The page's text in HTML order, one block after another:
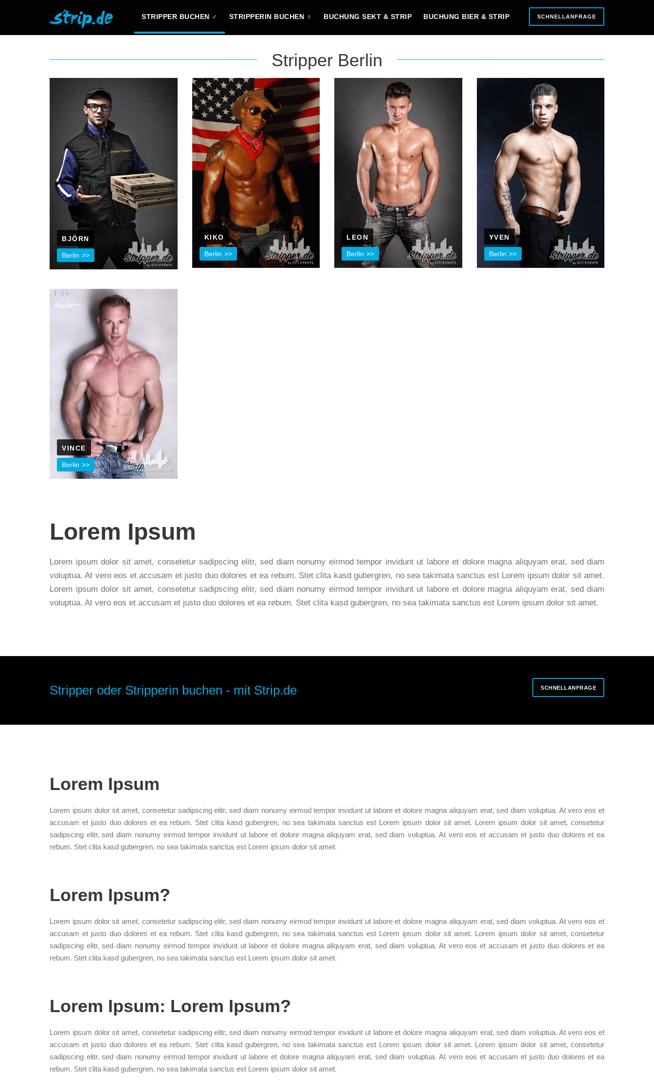
STRIPPER BUCHEN ♂ STRIPPERIN BUCHEN ♀ BUCHUNG SEKT & STRIP BUCHUNG BIER & STRIP SCHNELLANFRAGE
Stripper Berlin
BJÖRN
Berlin
KIKO
Berlin
LEON
Berlin
YVEN
Berlin
VINCE
Berlin
Lorem Ipsum
Lorem ipsum dolor sit amet, consetetur sadipscing elitr, sed diam nonumy eirmod tempor invidunt ut labore et dolore magna aliquyam erat, sed diam
voluptua. At vero eos et accusam et justo duo dolores et ea rebum. Stet clita kasd gubergren, no sea takimata sanctus est Lorem ipsum dolor sit amet.
Lorem ipsum dolor sit amet, consetetur sadipscing elitr, sed diam nonumy eirmod tempor invidunt ut labore et dolore magna aliquyam erat, sed diam
voluptua. At vero eos et accusam et justo duo dolores et ea rebum. Stet clita kasd gubergren, no sea takimata sanctus est Lorem ipsum dolor sit amet.
Stripper oder Stripperin buchen - mit Strip.de SCHNELLANFRAGE
Lorem Ipsum
Lorem ipsum dolor sit amet, consetetur sadipscing elitr, sed diam nonumy eirmod tempor invidunt ut labore et dolore magna aliquyam erat, sed diam voluptua. At vero eos et
accusam et justo duo dolores et ea rebum. Stet clita kasd gubergren, no sea takimata sanctus est Lorem ipsum dolor sit amet. Lorem ipsum dolor sit amet, consetetur
sadipscing elitr, sed diam nonumy eirmod tempor invidunt ut labore et dolore magna aliquyam erat, sed diam voluptua. At vero eos et accusam et justo duo dolores et ea
rebum. Stet clita kasd gubergren, no sea takimata sanctus est Lorem ipsum dolor sit amet.
Lorem Ipsum?
Lorem ipsum dolor sit amet, consetetur sadipscing elitr, sed diam nonumy eirmod tempor invidunt ut labore et dolore magna aliquyam erat, sed diam voluptua. At vero eos et
accusam et justo duo dolores et ea rebum. Stet clita kasd gubergren, no sea takimata sanctus est Lorem ipsum dolor sit amet. Lorem ipsum dolor sit amet, consetetur
sadipscing elitr, sed diam nonumy eirmod tempor invidunt ut labore et dolore magna aliquyam erat, sed diam voluptua. At vero eos et accusam et justo duo dolores et ea
rebum. Stet clita kasd gubergren, no sea takimata sanctus est Lorem ipsum dolor sit amet.
Lorem Ipsum: Lorem Ipsum?
Lorem ipsum dolor sit amet, consetetur sadipscing elitr, sed diam nonumy eirmod tempor invidunt ut labore et dolore magna aliquyam erat, sed diam voluptua. At vero eos et
accusam et justo duo dolores et ea rebum. Stet clita kasd gubergren, no sea takimata sanctus est Lorem ipsum dolor sit amet. Lorem ipsum dolor sit amet, consetetur
sadipscing elitr, sed diam nonumy eirmod tempor invidunt ut labore et dolore magna aliquyam erat, sed diam voluptua. At vero eos et accusam et justo duo dolores et ea
rebum. Stet clita kasd gubergren, no sea takimata sanctus est Lorem ipsum dolor sit amet.